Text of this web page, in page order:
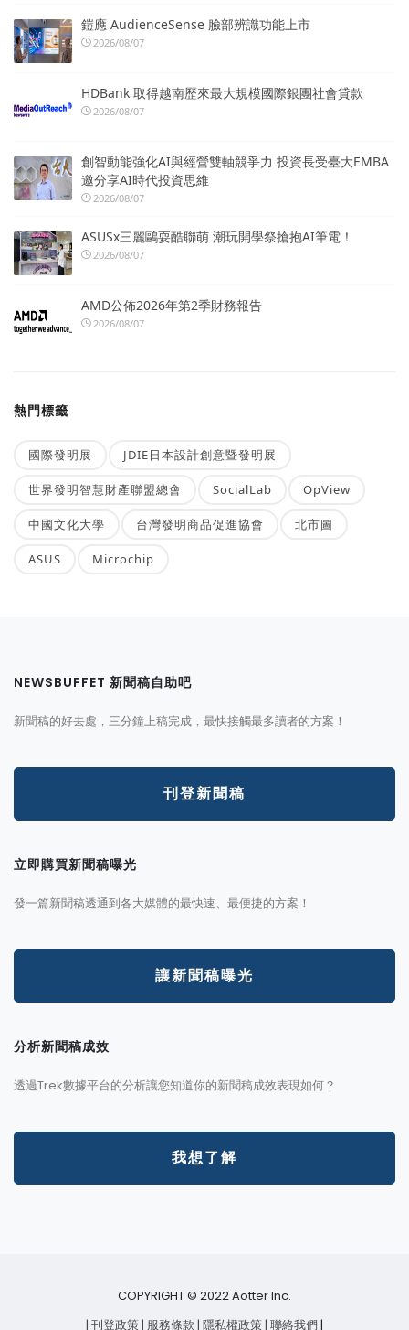
鎧應 AudienceSense 臉部辨識功能上市
2026/08/07
HDBank 取得越南歷來最大規模國際銀團社會貸款
2026/08/07
創智動能強化AI與經營雙軸競爭力 投資長受臺大EMBA
邀分享AI時代投資思維
2026/08/07
ASUSx三麗鷗耍酷聯萌 潮玩開學祭搶抱AI筆電！
2026/08/07
AMD公佈2026年第2季財務報告
2026/08/07
熱門標籤
國際發明展 JDIE日本設計創意暨發明展
世界發明智慧財產聯盟總會 SocialLab OpView
中國文化大學 台灣發明商品促進協會 北市圖
ASUS Microchip
NEWSBUFFET 新聞稿自助吧
新聞稿的好去處，三分鐘上稿完成，最快接觸最多讀者的方案！
刊登新聞稿
立即購買新聞稿曝光
發一篇新聞稿透通到各大媒體的最快速、最便捷的方案！
讓新聞稿曝光
分析新聞稿成效
透過Trek數據平台的分析讓您知道你的新聞稿成效表現如何？
我想了解
COPYRIGHT © 2022 Aotter Inc.
| 刊登政策 | 服務條款 | 隱私權政策 | 聯絡我們 |